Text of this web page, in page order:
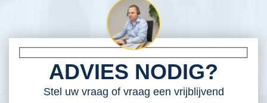
ADVIES NODIG?
Stel uw vraag of vraag een vrijblijvend